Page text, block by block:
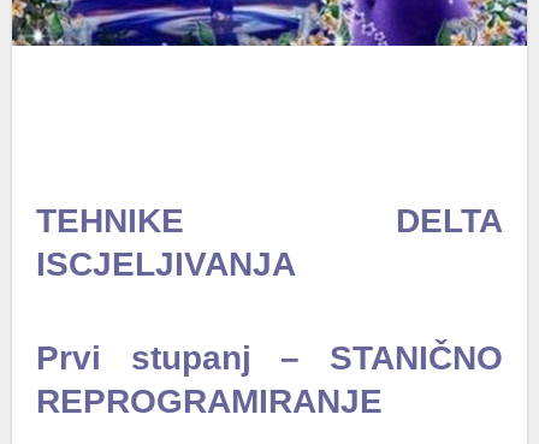
TEHNIKE DELTA
ISCJELJIVANJA
Prvi stupanj – STANIČNO
REPROGRAMIRANJE